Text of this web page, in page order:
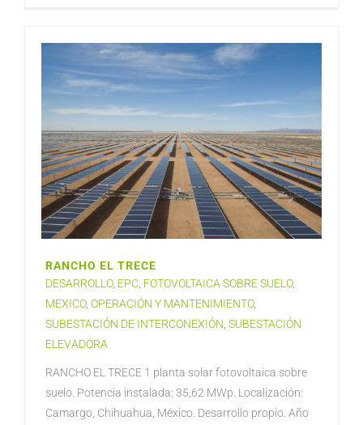
RANCHO EL TRECE
DESARROLLO, EPC FOTOVOLTAICA SOBRE SUELO,
MEXICO, OPERACIÓN Y MANTENIMIENTO,
SUBESTACIÓN DE INTERCONEXIÓN SUBESTACIÓN
ELEVADORA
RANCHO EL TRECE 1 planta solar fotovoltaica sobre
suelo. Potencia instalada: 35,62 MWp. Localización:
Camargo, Chihuahua, México. Desarrollo propio. Año